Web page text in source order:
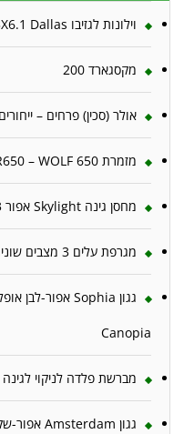
וילונות לגזיבו 4.3X6.1 Dallas מבית פלרם – Canopia
מקסגארד 200
אולר (סכין) פרחים –
מזמרת 650 BYPASS RR650 – WOLF
מחסן גינה Skylight אפור 1.9X3 מבית פלרם – קנופיה
מגרפת עלים 3 מצבים שונים 4in1RAKE WOLF
Canopia
מברשת פלדה לניקוי לגינה FB-M – WOLF
גגון Amsterdam אפור-שקוף 1.4X6.7 מבית פלרם – Canopia